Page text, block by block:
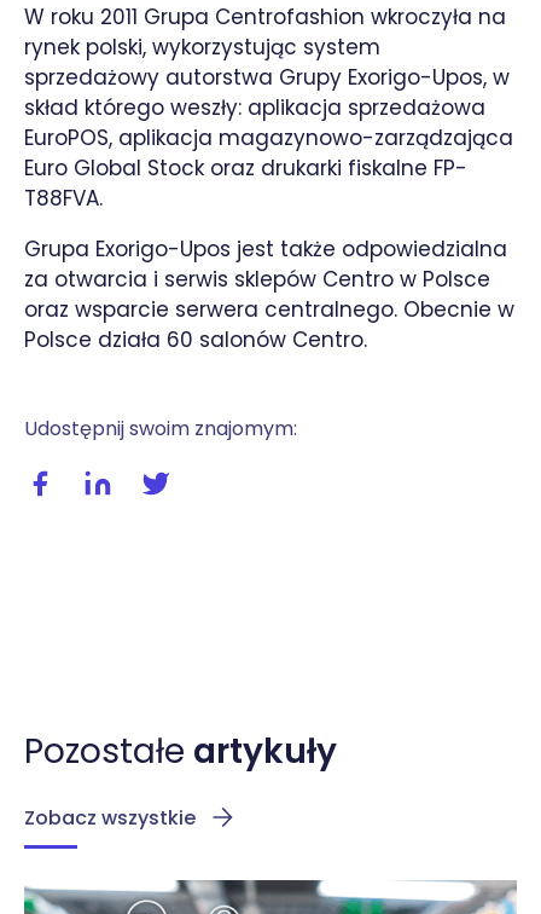
Udostępnij swoim znajomym:
Udostępnij wpis na facebooku
Udostępnij wpis na linkedIn
W roku 2011 Grupa Centrofashion wkroczyła na
rynek polski, wykorzystując system
sprzedażowy autorstwa Grupy Exorigo-Upos, w
skład którego weszły: aplikacja sprzedażowa
EuroPOS, aplikacja magazynowo-zarządzająca
Euro Global Stock oraz drukarki fiskalne FP-
T88FVA.
Grupa Exorigo-Upos jest także odpowiedzialna
za otwarcia i serwis sklepów Centro w Polsce
oraz wsparcie serwera centralnego. Obecnie w
Polsce działa 60 salonów Centro.
Pozostałe artykuły
Zobacz wszystkie